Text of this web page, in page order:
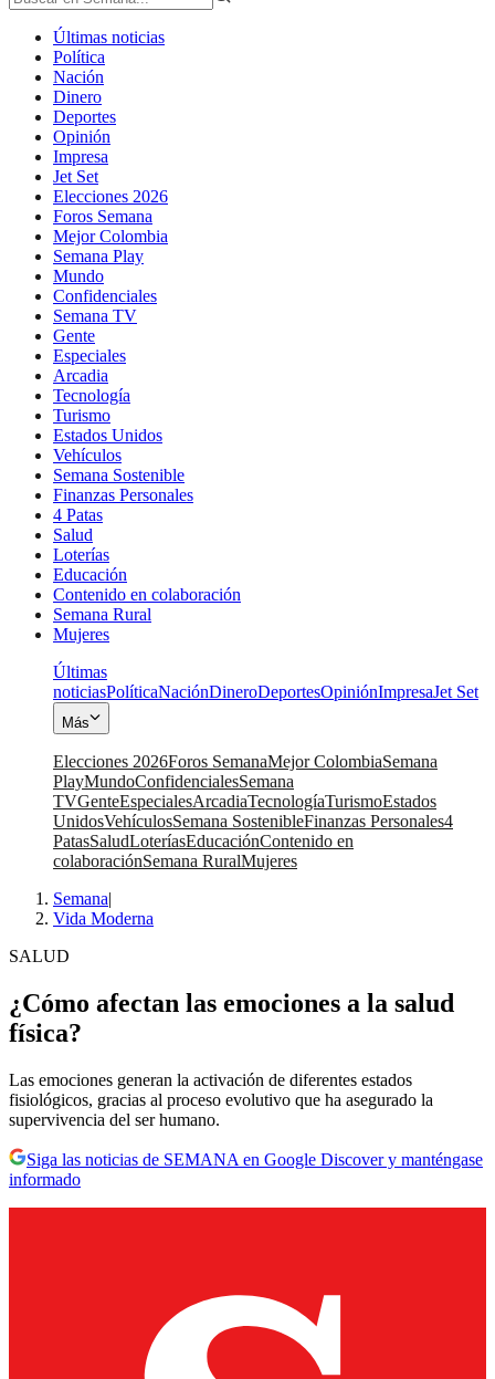
Últimas noticias
Política
Nación
Dinero
Deportes
Opinión
Impresa
Jet Set
Elecciones 2026
Foros Semana
Mejor Colombia
Semana Play
Mundo
Confidenciales
Semana TV
Gente
Especiales
Arcadia
Tecnología
Turismo
Estados Unidos
Vehículos
Semana Sostenible
Finanzas Personales
4 Patas
Salud
Loterías
Educación
Contenido en colaboración
Semana Rural
Mujeres
Últimas
noticiasPolíticaNaciónDineroDeportesOpiniónImpresaJet Set
Más
Elecciones 2026Foros SemanaMejor ColombiaSemana
PlayMundoConfidencialesSemana
TVGenteEspecialesArcadiaTecnologíaTurismoEstados
UnidosVehículosSemana SostenibleFinanzas Personales4
PatasSaludLoteríasEducaciónContenido en
colaboraciónSemana RuralMujeres
Semana|
Vida Moderna
SALUD
¿Cómo afectan las emociones a la salud
física?
Las emociones generan la activación de diferentes estados
fisiológicos, gracias al proceso evolutivo que ha asegurado la
supervivencia del ser humano.
Siga las noticias de SEMANA en Google Discover y manténgase
informado